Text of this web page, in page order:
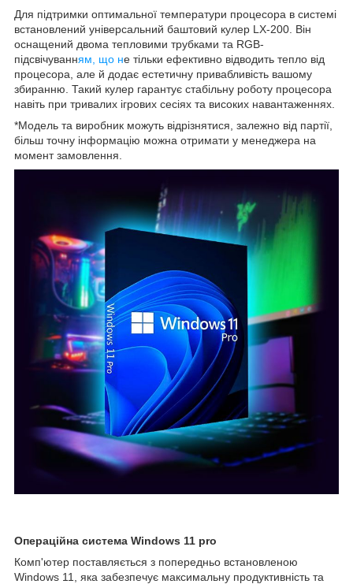
Для підтримки оптимальної температури процесора в системі
встановлений універсальний баштовий кулер LX-200. Він
оснащений двома тепловими трубками та RGB-
підсвічуванням, що не тільки ефективно відводить тепло від
процесора, але й додає естетичну привабливість вашому
збиранню. Такий кулер гарантує стабільну роботу процесора
навіть при тривалих ігрових сесіях та високих навантаженнях.
*Модель та виробник можуть відрізнятися, залежно від партії,
більш точну інформацію можна отримати у менеджера на
момент замовлення.
Операційна система Windows 11 pro
Комп'ютер поставляється з попередньо встановленою
Windows 11, яка забезпечує максимальну продуктивність та